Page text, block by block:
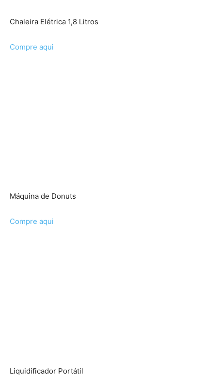
Chaleira Elétrica 1,8 Litros
Compre aqui
Máquina de Donuts
Compre aqui
Liquidificador Portátil